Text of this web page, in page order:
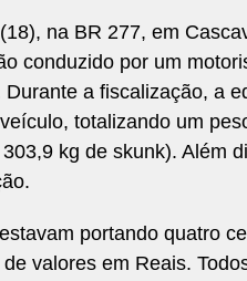
na BR 277, em
conduzido por um
Durante a fiscalização, a
totalizando um
kg de skunk). Além
portando quatro
valores em Reais.